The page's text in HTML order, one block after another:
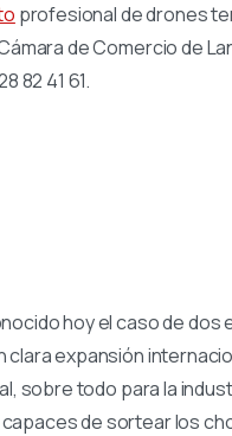
profesional de drones
de Comercio de
82 41 61.
hoy el caso de
clara expansión
sobre todo para la
de sortear los